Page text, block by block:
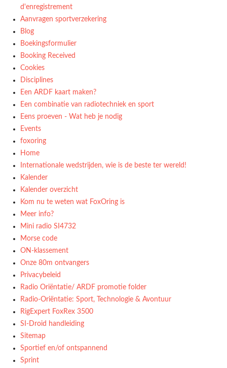
d'enregistrement
Aanvragen sportverzekering
Blog
Boekingsformulier
Booking Received
Cookies
Disciplines
Een ARDF kaart maken?
Een combinatie van radiotechniek en sport
Eens proeven - Wat heb je nodig
Events
foxoring
Home
Internationale wedstrijden, wie is de beste ter wereld!
Kalender
Kalender overzicht
Kom nu te weten wat FoxOring is
Meer info?
Mini radio SI4732
Morse code
ON-klassement
Onze 80m ontvangers
Privacybeleid
Radio Oriëntatie/ ARDF promotie folder
Radio‑Oriëntatie: Sport, Technologie & Avontuur
RigExpert FoxRex 3500
SI-Droid handleiding
Sitemap
Sportief en/of ontspannend
Sprint